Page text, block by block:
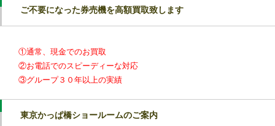
ご不要になった券売機を高額買取致します
①通常、現金でのお買取
②お電話でのスピーディーな対応
③グループ３０年以上の実績
東京かっぱ橋ショールームのご案内